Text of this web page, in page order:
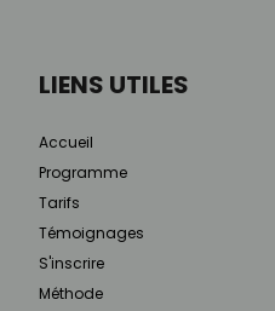
LIENS UTILES
Accueil
Programme
Tarifs
Témoignages
S'inscrire
Méthode